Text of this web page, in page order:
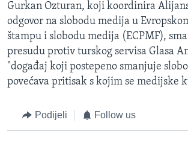
Gurkan Ozturan, koji koordinira
odgovor na slobodu medija u
štampu i slobodu medija (ECPMF),
presudu protiv turskog servisa Glasa
"događaj koji postepeno smanjuje
povećava pritisak s kojim se medijske
Podijeli Follow us